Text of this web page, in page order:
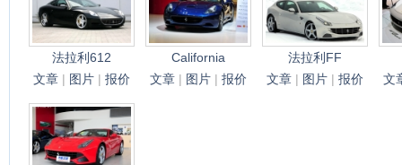
法拉利612
文章 | 图片 | 报价
California
文章 | 图片 | 报价
法拉利FF
文章 | 图片 | 报价 文